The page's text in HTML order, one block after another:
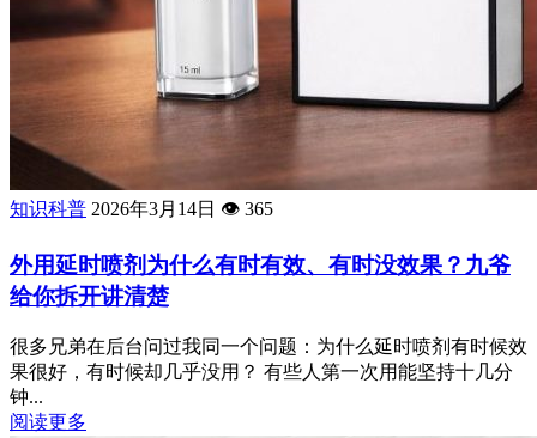
知识科普 2026年3月14日 👁️ 365
外用延时喷剂为什么有时有效、有时没效果？九爷
给你拆开讲清楚
很多兄弟在后台问过我同一个问题：为什么延时喷剂有时候效
果很好，有时候却几乎没用？ 有些人第一次用能坚持十几分
钟...
阅读更多